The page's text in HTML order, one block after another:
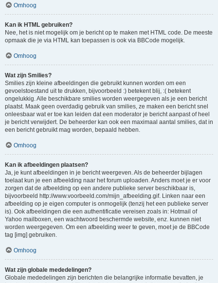
Omhoog
Kan ik HTML gebruiken?
Nee, het is niet mogelijk om je bericht op te maken met HTML code. De meeste
opmaak die je via HTML kan toepassen is ook via BBCode mogelijk.
Omhoog
Wat zijn Smilies?
Smilies zijn kleine afbeeldingen die gebruikt kunnen worden om een
gevoelstoestand uit te drukken, bijvoorbeeld :) betekent blij, :( betekent
ongelukkig. Alle beschikbare smilies worden weergegeven als je een bericht
plaatst. Maak geen overdadig gebruik van smilies, ze maken een bericht snel
onleesbaar wat er toe kan leiden dat een moderator je bericht aanpast of heel
je bericht verwijdert. De beheerder kan ook een maximaal aantal smilies, dat in
een bericht gebruikt mag worden, bepaald hebben.
Omhoog
Kan ik afbeeldingen plaatsen?
Ja, je kunt afbeeldingen in je bericht weergeven. Als de beheerder bijlagen
toelaat kun je een afbeelding naar het forum uploaden. Anders moet je er voor
zorgen dat de afbeelding op een andere publieke server beschikbaar is,
bijvoorbeeld http://www.voorbeeld.com/mijn_afbeelding.gif. Linken naar een
afbeelding op je eigen computer is onmogelijk (tenzij het een publieke server
is). Ook afbeeldingen die een authentificatie vereisen zoals in: Hotmail of
Yahoo mailboxen, een wachtwoord beschermde website, enz. kunnen niet
worden weergegeven. Om een afbeelding weer te geven, moet je de BBCode
tag [img] gebruiken.
Omhoog
Wat zijn globale mededelingen?
Globale mededelingen zijn berichten die belangrijke informatie bevatten, je